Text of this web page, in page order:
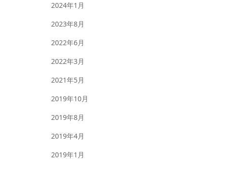
2024年1月
2023年8月
2022年6月
2022年3月
2021年5月
2019年10月
2019年8月
2019年4月
2019年1月